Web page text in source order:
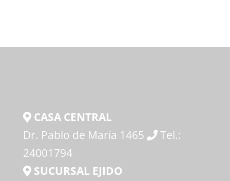
CASA CENTRAL
Dr. Pablo de María 1465
Tel.:
24001794
SUCURSAL EJIDO